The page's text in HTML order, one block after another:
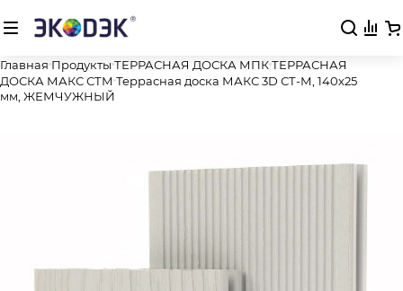
Главная Продукты ТЕРРАСНАЯ ДОСКА МПКТЕРРАСНАЯ
ДОСКА МАКС СТМ Террасная доска МАКС 3D СТ-М, 140х25
мм, ЖЕМЧУЖНЫЙ